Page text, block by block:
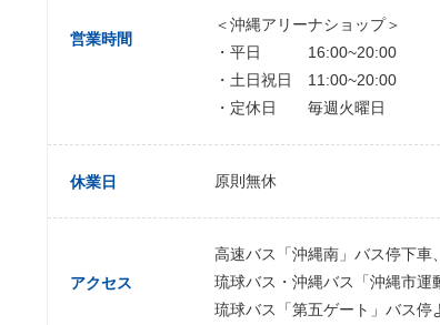
営業時間
＜沖縄アリーナショップ＞
・平日 16:00~20:00
・土日祝日 11:00~20:00
・定休日 毎週火曜日
休業日 原則無休
アクセス
高速バス「沖縄南」バス停下車
琉球バス・沖縄バス「沖縄市
琉球バス「第五ゲート」バス停